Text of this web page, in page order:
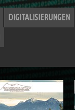
DIGITALISIERUNGEN